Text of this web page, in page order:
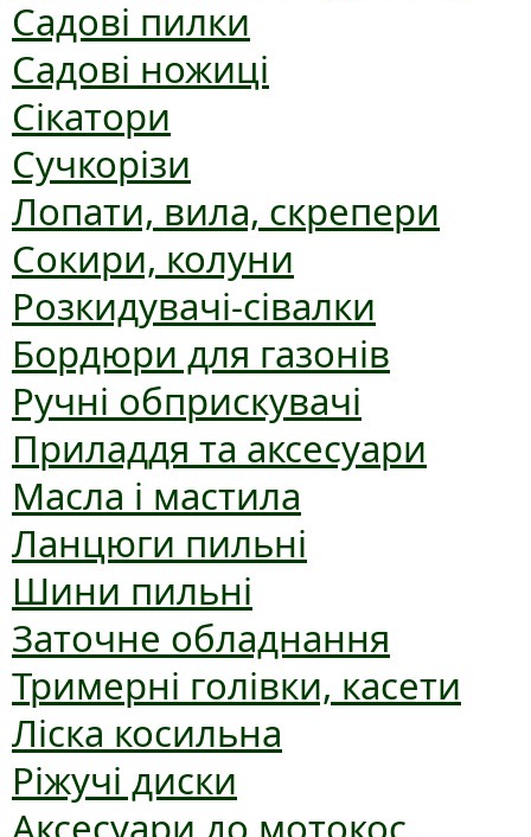
Садові пилки
Садові ножиці
Сікатори
Сучкорізи
Лопати, вила, скрепери
Сокири, колуни
Розкидувачі-сівалки
Бордюри для газонів
Ручні обприскувачі
Приладдя та аксесуари
Масла і мастила
Ланцюги пильні
Шини пильні
Заточне обладнання
Тримерні голівки, касети
Ліска косильна
Ріжучі диски